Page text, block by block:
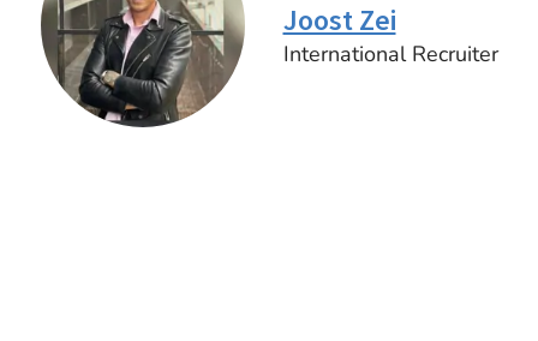
Joost Zei
International Recruiter